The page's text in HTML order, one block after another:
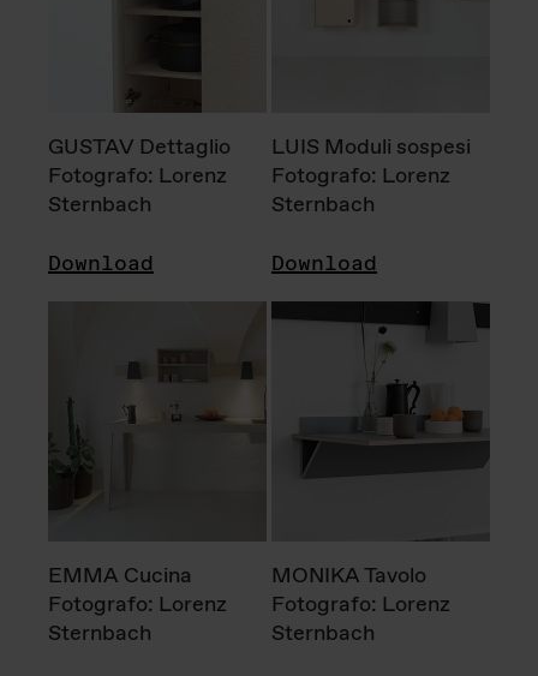
GUSTAV Dettaglio
Fotografo: Lorenz
Sternbach
Download
LUIS Moduli sospesi
Fotografo: Lorenz
Sternbach
Download
EMMA Cucina
Fotografo: Lorenz
Sternbach
MONIKA Tavolo
Fotografo: Lorenz
Sternbach